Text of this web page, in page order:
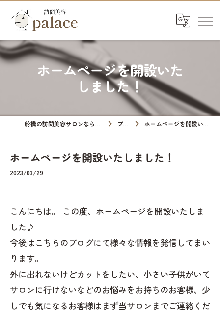
ホームページを開設いた
しました！
船橋の訪問美容サロンなら訪問美容palace ブログ ホームページを開設いたしました！
ホームページを開設いたしました！
2023/03/29
こんにちは。 この度、ホームページを開設いたしま
した♪
今後はこちらのブログにて様々な情報を発信してまい
ります。
外に出れないけどカットをしたい、小さい子供がいて
サロンに行けないなどのお悩みをお持ちのお客様、少
しでも気になるお客様はまず当サロンまでご連絡くだ